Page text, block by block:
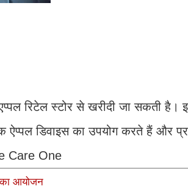
रिटेल स्टोर से खरीदी जा सकती है।
ऐप्पल डिवाइस का उपयोग करते हैं और
Care One
का आयोजन